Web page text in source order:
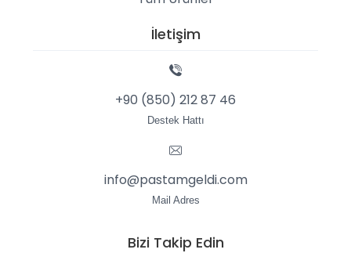
İletişim
+90 (850) 212 87 46
Destek Hattı
info@pastamgeldi.com
Mail Adres
Bizi Takip Edin